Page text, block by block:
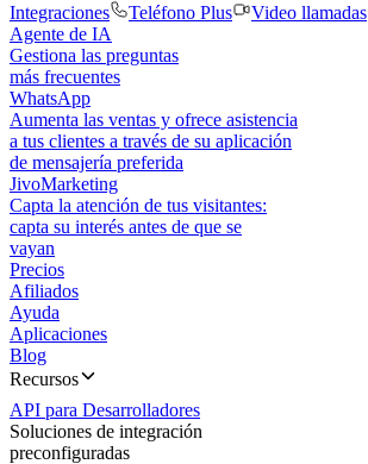
Integraciones
Teléfono Plus Video llamadas
Agente de IA
Gestiona las preguntas
más frecuentes
WhatsApp
Aumenta las ventas y ofrece asistencia
a tus clientes a través de su aplicación
de mensajería preferida
JivoMarketing
Capta la atención de tus visitantes:
capta su interés antes de que se
vayan
Precios
Afiliados
Ayuda
Aplicaciones
Blog
Recursos
API para Desarrolladores
Soluciones de integración
preconfiguradas